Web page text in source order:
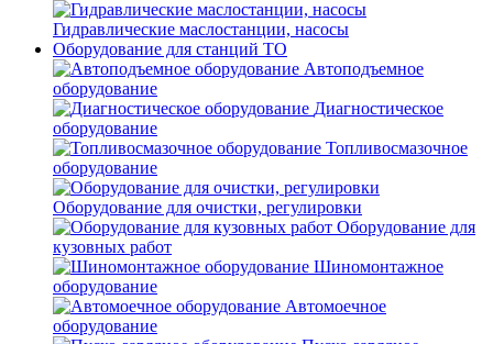
Гидравлические маслостанции, насосы
Оборудование для станций ТО
Автоподъемное
оборудование
Диагностическое
оборудование
Топливосмазочное
оборудование
Оборудование для очистки, регулировки
Оборудование для
кузовных работ
Шиномонтажное
оборудование
Автомоечное
оборудование